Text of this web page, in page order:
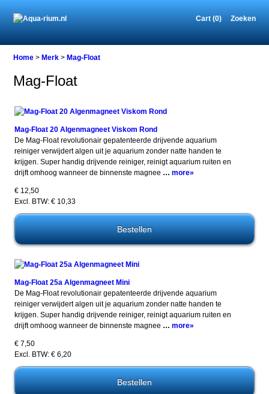
Cart (0) Zoeken
Home >Merk >Mag-Float
Mag-Float
Mag-Float 20 Algenmagneet Viskom Rond
De Mag-Float revolutionair gepatenteerde drijvende aquarium
reiniger verwijdert algen uit je aquarium zonder natte handen te
krijgen. Super handig drijvende reiniger, reinigt aquarium ruiten en
drijft omhoog wanneer de binnenste magnee … more»
€ 12,50
Excl. BTW: € 10,33
Mag-Float 25a Algenmagneet Mini
De Mag-Float revolutionair gepatenteerde drijvende aquarium
reiniger verwijdert algen uit je aquarium zonder natte handen te
krijgen. Super handig drijvende reiniger, reinigt aquarium ruiten en
drijft omhoog wanneer de binnenste magnee … more»
€ 7,50
Excl. BTW: € 6,20